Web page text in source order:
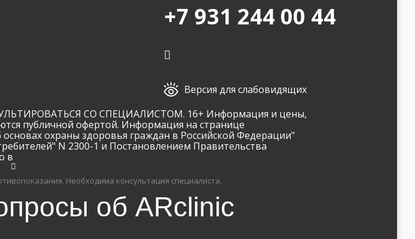
+7 931 244 00 44
Версия для слабовидящих
СО СПЕЦИАЛИСТОМ. 16+ Информация и цены,
публичной офертой. Информация на странице
охраны здоровья граждан в Российской Федерации"
N 2300-1 и Постановлением Правительства
в
Необходима консультация специалиста.
об ARclinic